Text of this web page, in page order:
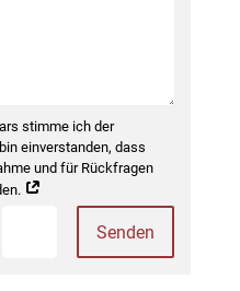
stimme ich der
einverstanden, dass
und für Rückfragen
Senden